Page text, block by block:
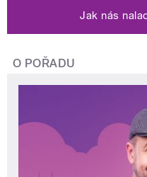
Jak nás
O POŘADU